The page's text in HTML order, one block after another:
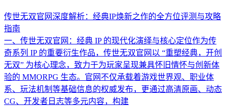
传世无双官网深度解析：经典IP焕新之作的全方位评测与攻略
指南
一、传世无双官网：经典 IP 的现代化演绎与核心定位作为传
奇系列 IP 的重要衍生作品，传世无双官网以 “重塑经典，开创
无双” 为核心理念，致力于为玩家呈现兼具怀旧情怀与创新体
验的 MMORPG 生态。官网不仅承载着游戏世界观、职业体
系、玩法机制等基础信息的权威发布，更通过高清原画、动态
CG、开发者日志等多元内容，构建